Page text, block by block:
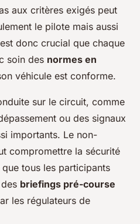
aux critères exigés peut
le pilote mais aussi
donc crucial que chaque
soin des normes en
véhicule est conforme.
sur le circuit, comme
ou des signaux
importants. Le non-
compromettre la sécurité
tous les participants
briefings pré-course
les régulateurs de